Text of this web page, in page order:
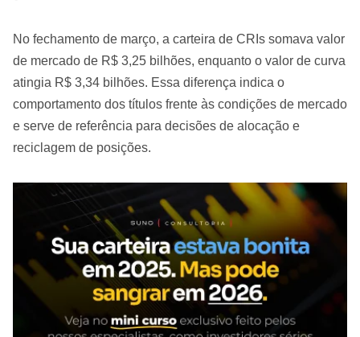
No fechamento de março, a carteira de CRIs somava valor
de mercado de R$ 3,25 bilhões, enquanto o valor de curva
atingia R$ 3,34 bilhões. Essa diferença indica o
comportamento dos títulos frente às condições de mercado
e serve de referência para decisões de alocação e
reciclagem de posições.